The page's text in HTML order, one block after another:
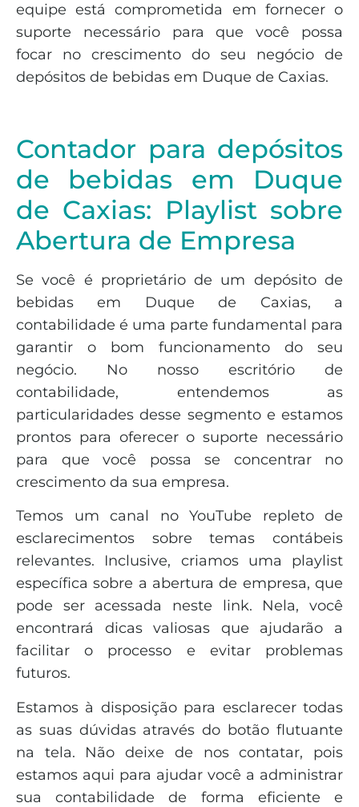
equipe está comprometida em fornecer o
suporte necessário para que você possa
focar no crescimento do seu negócio de
depósitos de bebidas em Duque de Caxias.
Contador para depósitos
de bebidas em Duque
de Caxias: Playlist sobre
Abertura de Empresa
Se você é proprietário de um depósito de
bebidas em Duque de Caxias, a
contabilidade é uma parte fundamental para
garantir o bom funcionamento do seu
negócio. No nosso escritório de
contabilidade, entendemos as
particularidades desse segmento e estamos
prontos para oferecer o suporte necessário
para que você possa se concentrar no
crescimento da sua empresa.
Temos um canal no YouTube repleto de
esclarecimentos sobre temas contábeis
relevantes. Inclusive, criamos uma playlist
específica sobre a abertura de empresa, que
pode ser acessada neste link. Nela, você
encontrará dicas valiosas que ajudarão a
facilitar o processo e evitar problemas
futuros.
Estamos à disposição para esclarecer todas
as suas dúvidas através do botão flutuante
na tela. Não deixe de nos contatar, pois
estamos aqui para ajudar você a administrar
sua contabilidade de forma eficiente e